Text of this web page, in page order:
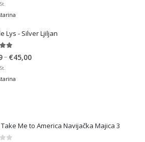
€36,00
Lys - Silver Ljiljan
– €45,00Price
Me to America Navijačka Majica 3